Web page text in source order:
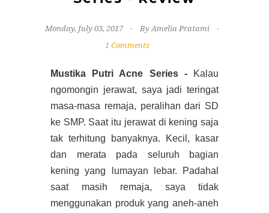
Monday, July 03, 2017
By Amelia Pratami
1 Comments
Mustika Putri Acne Series -
Kalau
ngomongin jerawat, saya jadi teringat
masa-masa remaja, peralihan dari SD
ke SMP. Saat itu jerawat di kening saja
tak terhitung banyaknya. Kecil, kasar
dan merata pada seluruh bagian
kening yang lumayan lebar. Padahal
saat masih remaja, saya tidak
menggunakan produk yang aneh-aneh